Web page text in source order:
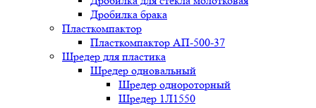
Дробилка брака
Пласткомпактор
Пласткомпактор АП-500-37
Шредер для пластика
Шредер одновальный
Шредер однороторный
Шредер 1Л1550